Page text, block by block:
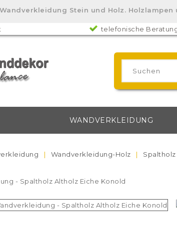
Stein und Holz.
telefonische
WANDVERKLEIDUNG
Wandverkleidung-Holz